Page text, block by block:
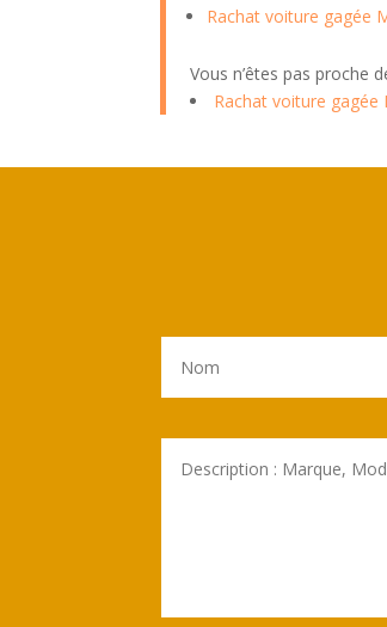
Rachat voiture gagée
Vous n’êtes pas proche
Rachat voiture gagée